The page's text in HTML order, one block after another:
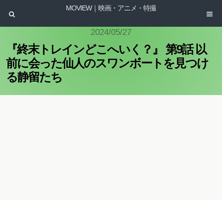
MOVIEW｜映画・アニメ・特撮
2024/05/27
『終末トレインどこへいく？』 第9話 以
前に会った仙人のスワンボートを見つけ
る静留たち